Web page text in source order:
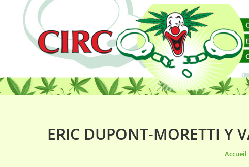
ERIC DUPONT-MORETTI Y
Accueil